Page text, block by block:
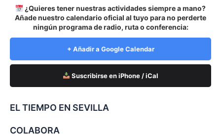
¿Quieres tener nuestras actividades siempre a mano?
Añade nuestro calendario oficial al tuyo para no perderte
ningún programa de radio, ruta o conferencia:
+ Añadir a Google Calendar
Suscribirse en iPhone / iCal
EL TIEMPO EN SEVILLA
COLABORA